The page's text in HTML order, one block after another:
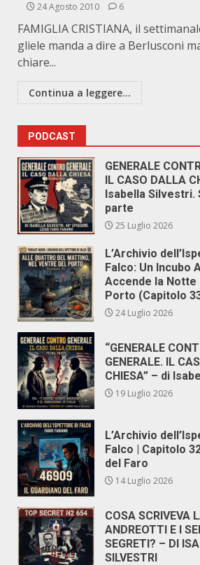
24 Agosto 2010 6
FAMIGLIA CRISTIANA, il
gliele manda a dire a Berlusconi
chiare...
Continua a leggere...
PODCAST
GENERALE
IL CASO DALLA
Isabella Silvestri.
parte
25 Luglio 2026
L’Archivio
Falco: Un Incubo
Accende la
Porto (Capitolo
24 Luglio 2026
“GENERALE
GENERALE. IL
CHIESA” – di
19 Luglio 2026
L’Archivio
Falco | Capitolo
del Faro
14 Luglio 2026
COSA SCRIVEVA
ANDREOTTI E I
SEGRETI? – DI
SILVESTRI